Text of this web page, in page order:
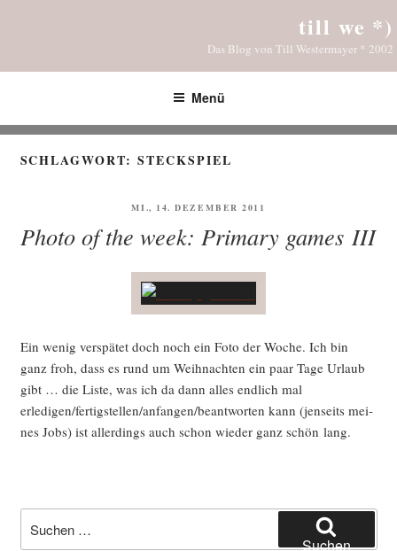
till we *)
Das Blog von Till Westermayer * 2002
Menü
SCHLAGWORT:STECKSPIEL
VERÖFFENTLICHT
MI., 14. DEZEMBER 2011
Photo of the week: Primary games III
Ein wenig ver­spä­tet doch noch ein Foto der Woche. Ich bin
ganz froh, dass es rund um Weih­nach­ten ein paar Tage Urlaub
gibt … die Lis­te, was ich da dann alles end­lich mal
erledigen/fertigstellen/anfangen/beantworten kann (jen­seits mei­
nes Jobs) ist aller­dings auch schon wie­der ganz schön lang.
nach:
Suchen